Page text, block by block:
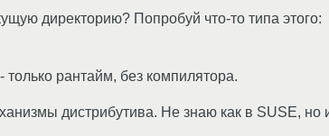
директорию? Попробуй что-то типа этого:
рантайм, без компилятора.
дистрибутива. Не знаю как в SUSE, но